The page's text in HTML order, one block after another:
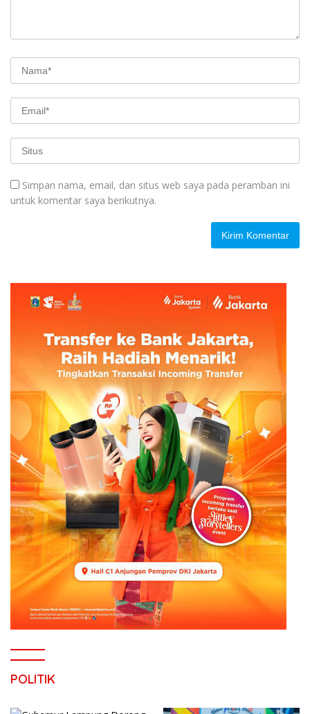
Simpan nama, email, dan situs web saya pada peramban ini
untuk komentar saya berikutnya.
POLITIK